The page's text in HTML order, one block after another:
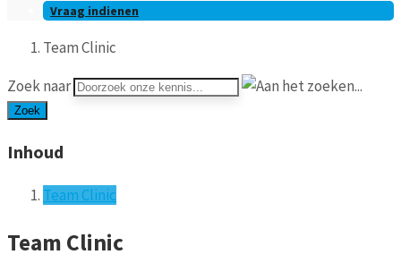
Vraag indienen
Team Clinic
Zoek naar
Zoek
Inhoud
Team Clinic
Team Clinic